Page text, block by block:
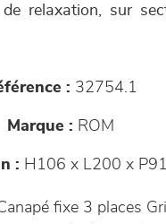
relaxation, sur
: 32754.1
Marque : ROM
: H106 x L200 x
fixe 3 places